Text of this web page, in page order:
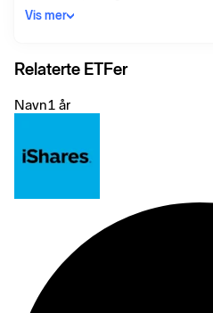
which reflects the return of the
Vis mer
Relaterte ETFer
Navn1 år